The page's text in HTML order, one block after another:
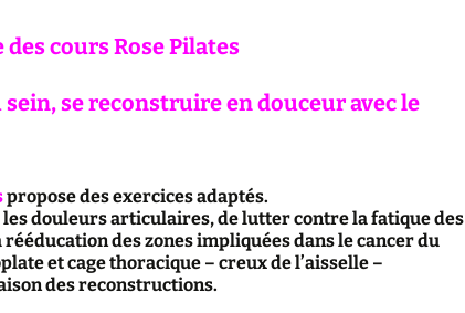
des coursRose Pilates
se reconstruire en douceur avec le
propose des exercices adaptés.
douleurs articulaires, de lutter contre la fatique des
des zones impliquées dans le cancer du
et cage thoracique – creux de l’aisselle –
des reconstructions.